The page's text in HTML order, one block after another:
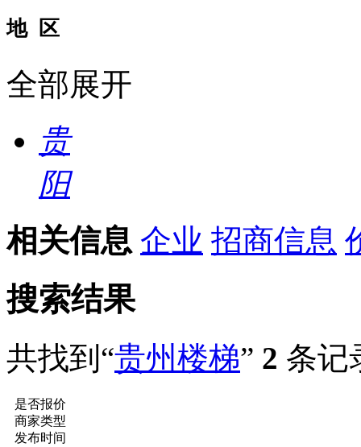
地 区
全部展开
贵
阳
相关信息 企业 招商信息
搜索结果
共找到“贵州楼梯” 2 条记
是否报价
商家类型
发布时间